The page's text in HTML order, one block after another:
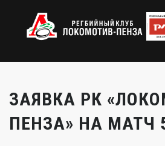
ЗАЯВКА РК
ПЕНЗА» НА МАТЧ